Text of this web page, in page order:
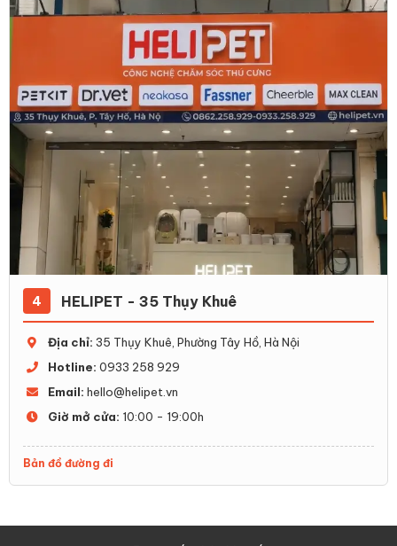
4 HELIPET - 35 Thụy Khuê
Địa chỉ: 35 Thụy Khuê, Phường Tây Hồ, Hà Nội
Hotline: 0933 258 929
Email: hello@helipet.vn
Giờ mở cửa: 10:00 - 19:00h
Bản đồ đường đi